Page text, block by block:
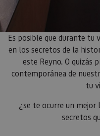
Es posible que durante tu
en los secretos de la
este Reyno. O quizás
contemporánea de
tu
¿se te ocurre un
secretos